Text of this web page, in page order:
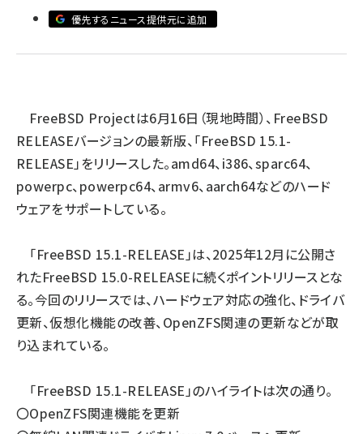
abc123 (1341)
ai crunch (1340)
優先するニュース提供元に追加
FreeBSD Projectは6月16日（現地時間）、FreeBSD
RELEASEバージョンの最新版、「FreeBSD 15.1-
RELEASE」をリリースした。amd64、i386、sparc64、
powerpc、powerpc64、armv6、aarch64などのハード
ウェアをサポートしている。
「FreeBSD 15.1-RELEASE」は、2025年12月に公開さ
れたFreeBSD 15.0-RELEASEに続くポイントリリースとな
る。今回のリリースでは、ハードウェア対応の強化、ドライバ
更新、仮想化機能の改善、OpenZFS関連の更新などが取
り込まれている。
「FreeBSD 15.1-RELEASE」のハイライトは次の通り。
〇OpenZFS関連機能を更新